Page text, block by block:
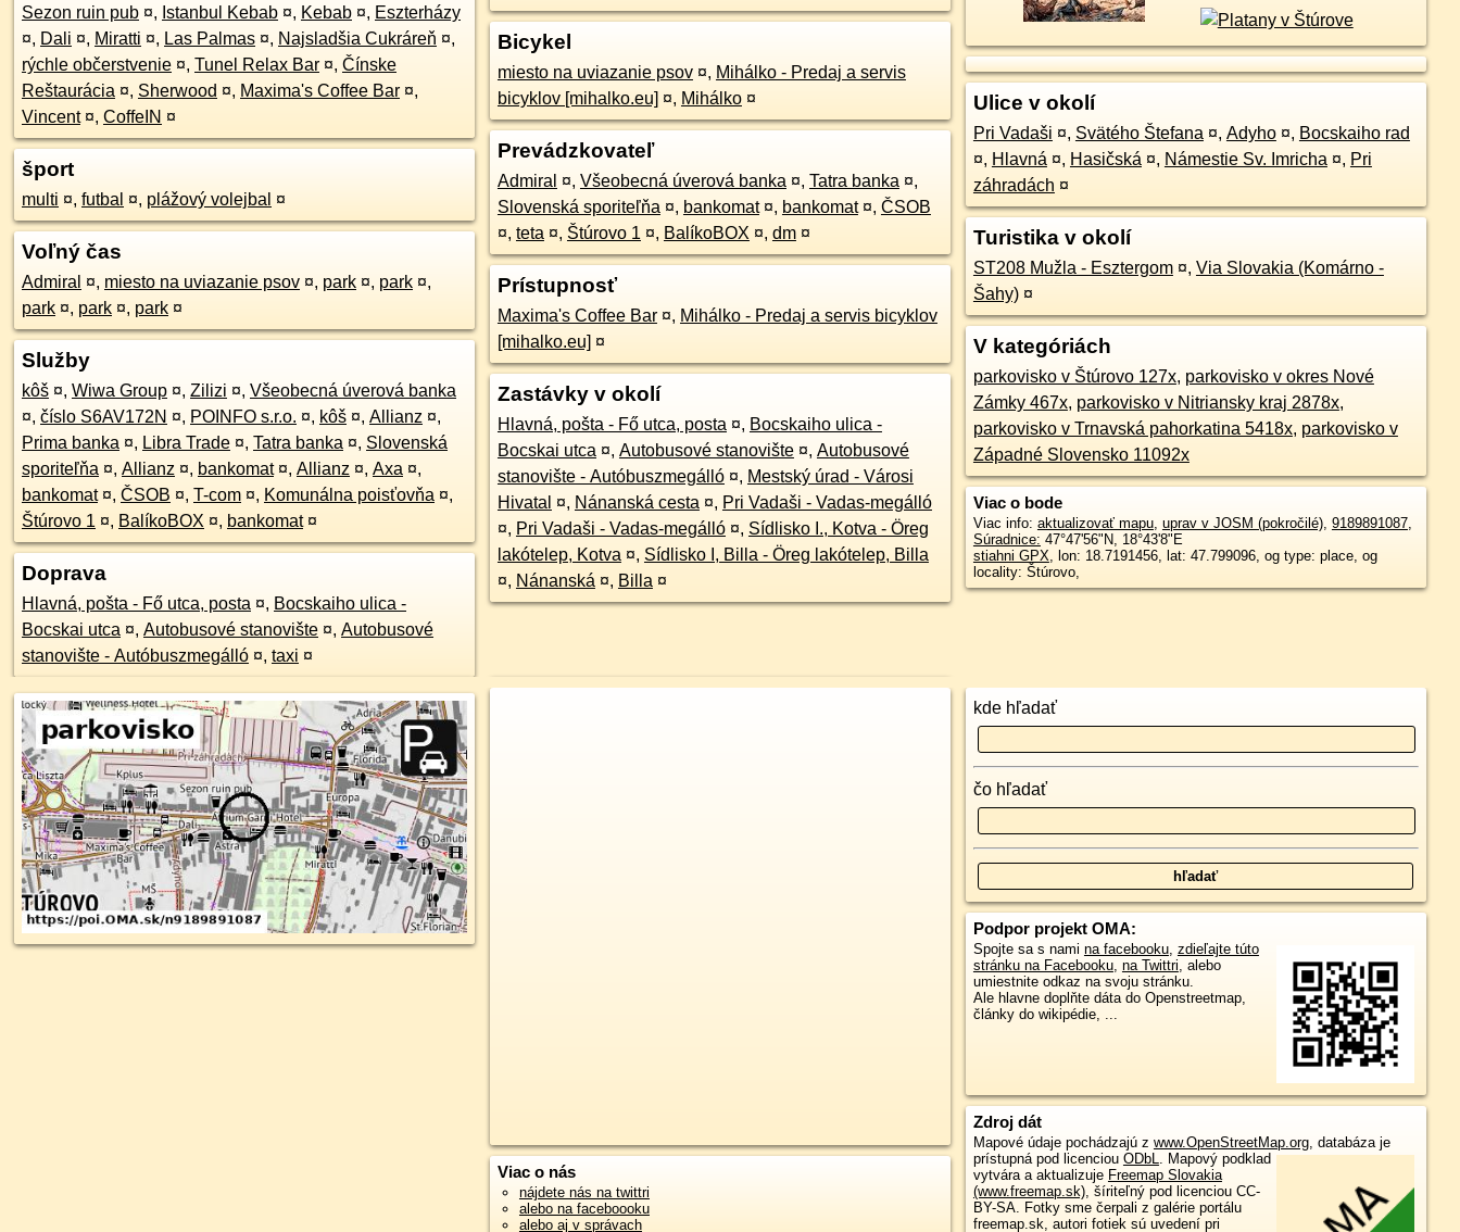
Sezon ruin pub ¤, Istanbul Kebab ¤, Kebab ¤, Eszterházy
¤, Dali ¤, Miratti ¤, Las Palmas ¤, Najsladšia Cukráreň ¤,
rýchle občerstvenie ¤, Tunel Relax Bar ¤, Čínske
Reštaurácia ¤, Sherwood ¤, Maxima's Coffee Bar ¤,
Vincent ¤, CoffeIN ¤
šport
multi ¤, futbal ¤, plážový volejbal ¤
Voľný čas
Admiral ¤, miesto na uviazanie psov ¤, park ¤, park ¤,
park ¤, park ¤, park ¤
Služby
kôš ¤, Wiwa Group ¤, Zilizi ¤, Všeobecná úverová banka
¤, číslo S6AV172N ¤, POINFO s.r.o. ¤, kôš ¤, Allianz ¤,
Prima banka ¤, Libra Trade ¤, Tatra banka ¤, Slovenská
sporiteľňa ¤, Allianz ¤, bankomat ¤, Allianz ¤, Axa ¤,
bankomat ¤, ČSOB ¤, T-com ¤, Komunálna poisťovňa ¤,
Štúrovo 1 ¤, BalíkoBOX ¤, bankomat ¤
Doprava
Hlavná, pošta - Fő utca, posta ¤, Bocskaiho ulica -
Bocskai utca ¤, Autobusové stanovište ¤, Autobusové
stanovište - Autóbuszmegálló ¤, taxi ¤
Bicykel
miesto na uviazanie psov ¤, Mihálko - Predaj a servis
bicyklov [mihalko.eu] ¤, Mihálko ¤
Prevádzkovateľ
Admiral ¤, Všeobecná úverová banka ¤, Tatra banka ¤,
Slovenská sporiteľňa ¤, bankomat ¤, bankomat ¤, ČSOB
¤, teta ¤, Štúrovo 1 ¤, BalíkoBOX ¤, dm ¤
Prístupnosť
Maxima's Coffee Bar ¤, Mihálko - Predaj a servis bicyklov
[mihalko.eu] ¤
Zastávky v okolí
Hlavná, pošta - Fő utca, posta ¤, Bocskaiho ulica -
Bocskai utca ¤, Autobusové stanovište ¤, Autobusové
stanovište - Autóbuszmegálló ¤, Mestský úrad - Városi
Hivatal ¤, Nánanská cesta ¤, Pri Vadaši - Vadas-megálló
¤, Pri Vadaši - Vadas-megálló ¤, Sídlisko I., Kotva - Öreg
lakótelep, Kotva ¤, Sídlisko I, Billa - Öreg lakótelep, Billa
¤, Nánanská ¤, Billa ¤
Ulice v okolí
Pri Vadaši ¤, Svätého Štefana ¤, Adyho ¤, Bocskaiho rad
¤, Hlavná ¤, Hasičská ¤, Námestie Sv. Imricha ¤, Pri
záhradách ¤
Turistika v okolí
ST208 Mužla - Esztergom ¤, Via Slovakia (Komárno -
Šahy) ¤
V kategóriách
parkovisko v Štúrovo 127x, parkovisko v okres Nové
Zámky 467x, parkovisko v Nitriansky kraj 2878x,
parkovisko v Trnavská pahorkatina 5418x, parkovisko v
Západné Slovensko 11092x
Viac o bode
Viac info: aktualizovať mapu, uprav v JOSM (pokročilé), 9189891087,
Súradnice: 47°47'56"N, 18°43'8"E
stiahni GPX, lon: 18.7191456, lat: 47.799096, og type: place, og
locality: Štúrovo,
Viac o nás
nájdete nás na twittri
alebo na faceboooku
alebo aj v správach
kde hľadať
čo hľadať
Podpor projekt OMA:
Spojte sa s nami na facebooku, zdieľajte túto
stránku na Facebooku, na Twittri, alebo
umiestnite odkaz na svoju stránku.
Ale hlavne doplňte dáta do Openstreetmap,
články do wikipédie, ...
Zdroj dát
Mapové údaje pochádzajú z www.OpenStreetMap.org, databáza je
prístupná pod licenciou ODbL. Mapový podklad
vytvára a aktualizuje Freemap Slovakia
(www.freemap.sk), šíriteľný pod licenciou CC-
BY-SA. Fotky sme čerpali z galérie portálu
freemap.sk, autori fotiek sú uvedení pri